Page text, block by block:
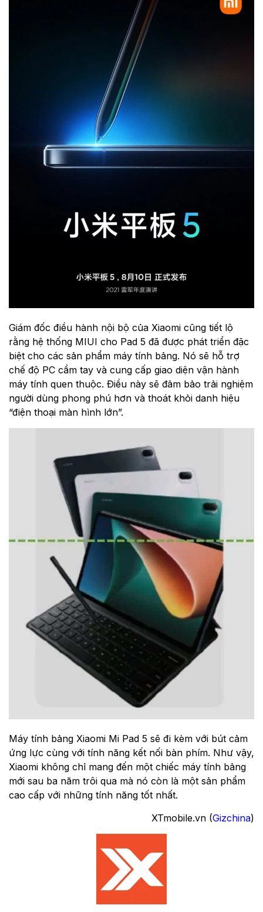
Giám đốc điều hành nội bộ của Xiaomi cũng tiết lộ
rằng hệ thống MIUI cho Pad 5 đã được phát triển đặc
biệt cho các sản phẩm máy tính bảng. Nó sẽ hỗ trợ
chế độ PC cầm tay và cung cấp giao diện vận hành
máy tính quen thuộc. Điều này sẽ đảm bảo trải nghiệm
người dùng phong phú hơn và thoát khỏi danh hiệu
“điện thoại màn hình lớn”.
Máy tính bảng Xiaomi Mi Pad 5 sẽ đi kèm với bút cảm
ứng lực cùng với tính năng kết nối bàn phím. Như vậy,
Xiaomi không chỉ mang đến một chiếc máy tính bảng
mới sau ba năm trôi qua mà nó còn là một sản phẩm
cao cấp với những tính năng tốt nhất.
XTmobile.vn (Gizchina)